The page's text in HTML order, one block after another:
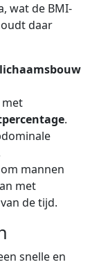
wat de BMI-
daar
met
.
mannen
met
de tijd.
snelle en